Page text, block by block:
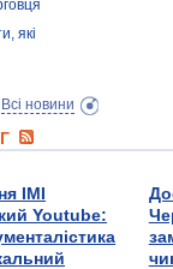
які
Всі новини
ІМІ
Youtube: